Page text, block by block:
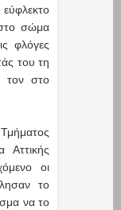
εύφλεκτο
σώμα
φλόγες
του τη
τον στο
Αττικής
οι
το
να το